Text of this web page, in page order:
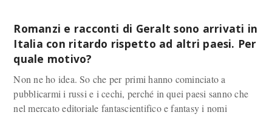
Romanzi e racconti di Geralt sono arrivati in
Italia con ritardo rispetto ad altri paesi. Per
quale motivo?
Non ne ho idea. So che per primi hanno cominciato a
pubblicarmi i russi e i cechi, perché in quei paesi sanno che
nel mercato editoriale fantascientifico e fantasy i nomi